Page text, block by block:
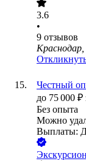
3.6
•
9 отзывов
Честный
до 75 000 ₽
Без опыта
Можно
Выплаты: